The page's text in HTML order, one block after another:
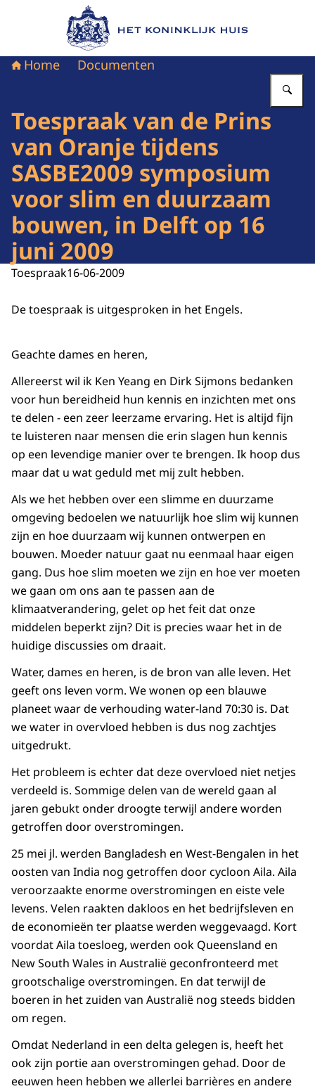
Naar de homepage van Het Koninklijk Huis
Home Documenten
Toespraak van de Prins
van Oranje tijdens
SASBE2009 symposium
voor slim en duurzaam
bouwen, in Delft op 16
juni 2009
Toespraak16-06-2009
De toespraak is uitgesproken in het Engels.
Geachte dames en heren,
Allereerst wil ik Ken Yeang en Dirk Sijmons bedanken
voor hun bereidheid hun kennis en inzichten met ons
te delen - een zeer leerzame ervaring. Het is altijd fijn
te luisteren naar mensen die erin slagen hun kennis
op een levendige manier over te brengen. Ik hoop dus
maar dat u wat geduld met mij zult hebben.
Als we het hebben over een slimme en duurzame
omgeving bedoelen we natuurlijk hoe slim wij kunnen
zijn en hoe duurzaam wij kunnen ontwerpen en
bouwen. Moeder natuur gaat nu eenmaal haar eigen
gang. Dus hoe slim moeten we zijn en hoe ver moeten
we gaan om ons aan te passen aan de
klimaatverandering, gelet op het feit dat onze
middelen beperkt zijn? Dit is precies waar het in de
huidige discussies om draait.
Water, dames en heren, is de bron van alle leven. Het
geeft ons leven vorm. We wonen op een blauwe
planeet waar de verhouding water-land 70:30 is. Dat
we water in overvloed hebben is dus nog zachtjes
uitgedrukt.
Het probleem is echter dat deze overvloed niet netjes
verdeeld is. Sommige delen van de wereld gaan al
jaren gebukt onder droogte terwijl andere worden
getroffen door overstromingen.
25 mei jl. werden Bangladesh en West-Bengalen in het
oosten van India nog getroffen door cycloon Aila. Aila
veroorzaakte enorme overstromingen en eiste vele
levens. Velen raakten dakloos en het bedrijfsleven en
de economieën ter plaatse werden weggevaagd. Kort
voordat Aila toesloeg, werden ook Queensland en
New South Wales in Australië geconfronteerd met
grootschalige overstromingen. En dat terwijl de
boeren in het zuiden van Australië nog steeds bidden
om regen.
Omdat Nederland in een delta gelegen is, heeft het
ook zijn portie aan overstromingen gehad. Door de
eeuwen heen hebben we allerlei barrières en andere